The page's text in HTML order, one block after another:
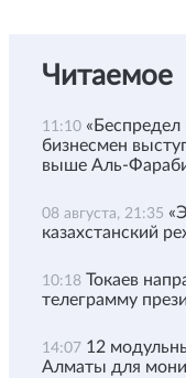
Читаемое
11:10
бизнесмен
выше Аль-
08 августа, 21:35
казахстанский
10:18 Токаев
телеграмму
14:07 12
Алматы для